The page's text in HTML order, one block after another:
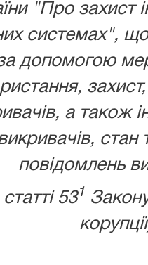
"Про захист
системах",
допомогою
а також
стан
повідомлень
531